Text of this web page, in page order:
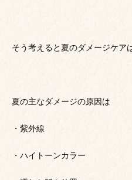
そう考えると夏のダメージケア
夏の主なダメージの原因は
・紫外線
・ハイトーンカラー